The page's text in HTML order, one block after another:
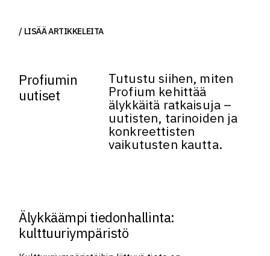
LISÄÄ ARTIKKELEITA
Profiumin
uutiset
Tutustu siihen, miten
Profium kehittää
älykkäitä ratkaisuja –
uutisten, tarinoiden ja
konkreettisten
vaikutusten kautta.
Älykkäämpi tiedonhallinta:
kulttuuriympäristö